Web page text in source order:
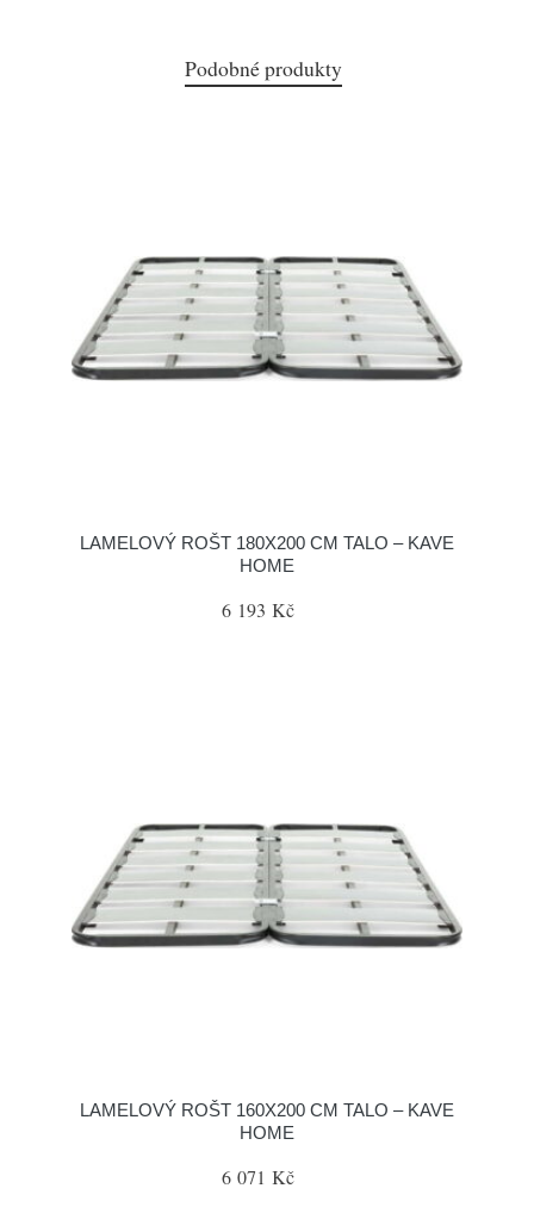
Podobné produkty
LAMELOVÝ ROŠT 180X200 CM TALO – KAVE
HOME
6 193 Kč
LAMELOVÝ ROŠT 160X200 CM TALO – KAVE
HOME
6 071 Kč